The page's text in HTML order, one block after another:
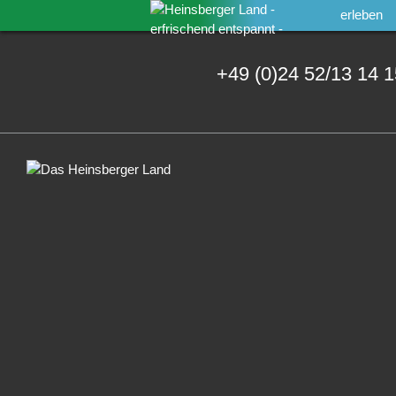
erleben
+49 (0)24 52/13 14